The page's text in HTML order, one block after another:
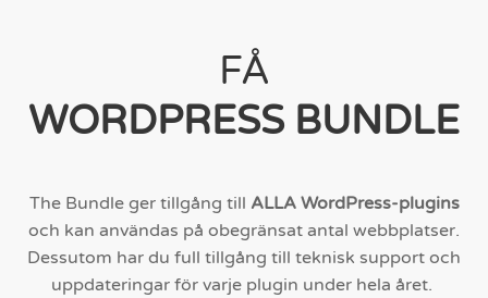
FÅ
WORDPRESS BUNDLE
The Bundle ger tillgång till ALLA WordPress-plugins
och kan användas på obegränsat antal webbplatser.
Dessutom har du full tillgång till teknisk support och
uppdateringar för varje plugin under hela året.